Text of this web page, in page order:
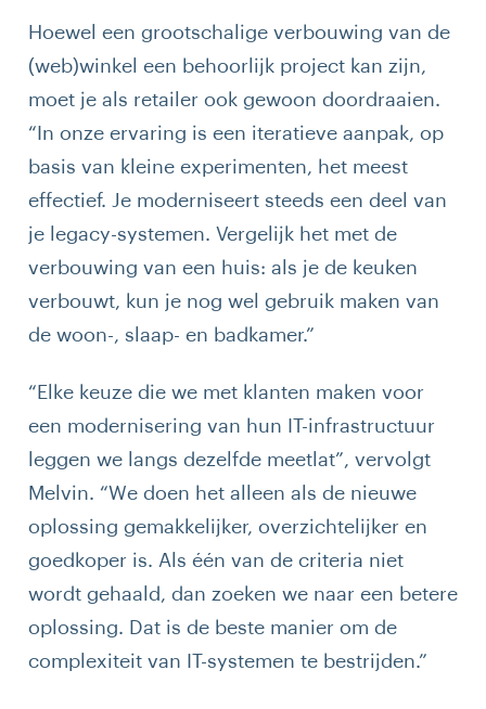
Hoewel een grootschalige verbouwing van de
(web)winkel een behoorlijk project kan zijn,
moet je als retailer ook gewoon doordraaien.
“In onze ervaring is een iteratieve aanpak, op
basis van kleine experimenten, het meest
effectief. Je moderniseert steeds een deel van
je legacy-systemen. Vergelijk het met de
verbouwing van een huis: als je de keuken
verbouwt, kun je nog wel gebruik maken van
de woon-, slaap- en badkamer.”
“Elke keuze die we met klanten maken voor
een modernisering van hun IT-infrastructuur
leggen we langs dezelfde meetlat”, vervolgt
Melvin. “We doen het alleen als de nieuwe
oplossing gemakkelijker, overzichtelijker en
goedkoper is. Als één van de criteria niet
wordt gehaald, dan zoeken we naar een betere
oplossing. Dat is de beste manier om de
complexiteit van IT-systemen te bestrijden.”